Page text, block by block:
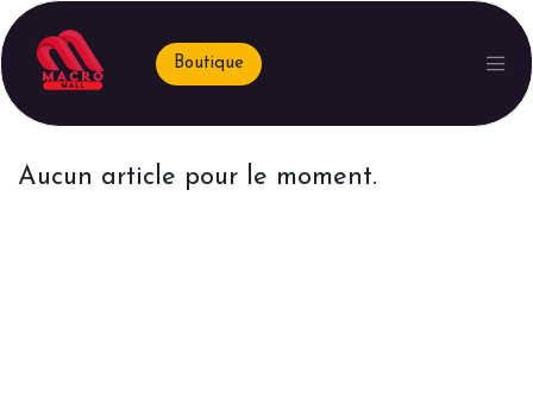
Boutique
Aucun article pour le moment.